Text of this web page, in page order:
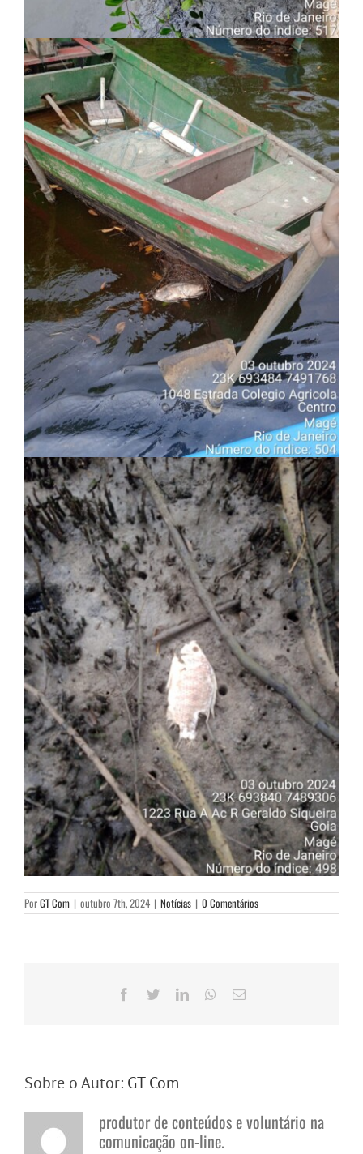
PorGT Com | outubro 7th, 2024 | Notícias | 0 Comentários
Facebook
TwitterLinkedInWhatsApp
E-
Sobre o Autor: GT Com
produtor de conteúdos e voluntário na
comunicação on-line.